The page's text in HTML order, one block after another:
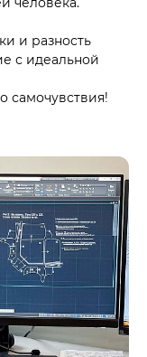
и разность
с идеальной
самочувствия!